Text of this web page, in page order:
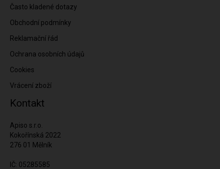
Často kladené dotazy
Obchodní podmínky
Reklamační řád
Ochrana osobních údajů
Cookies
Vrácení zboží
Kontakt
Apiso s.r.o.
Kokořínská 2022
276 01 Mělník
IČ: 05285585